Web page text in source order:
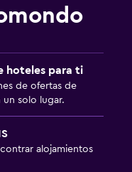
hoteles para ti
de ofertas de
un solo lugar.
alojamientos